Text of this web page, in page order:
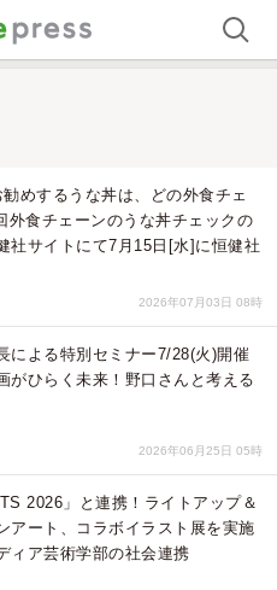
めするうな丼は、どの外食チェ
外食チェーンのうな丼チェックの
社サイトにて7月15日[水]に恒健社
2026年07月03日 08時
による特別セミナー7/28(火)開催
がひらく未来！野口さんと考える
2026年06月25日 05時
2026」と連携！ライトアップ＆
アート、コラボイラスト展を実施
ィア芸術学部の社会連携